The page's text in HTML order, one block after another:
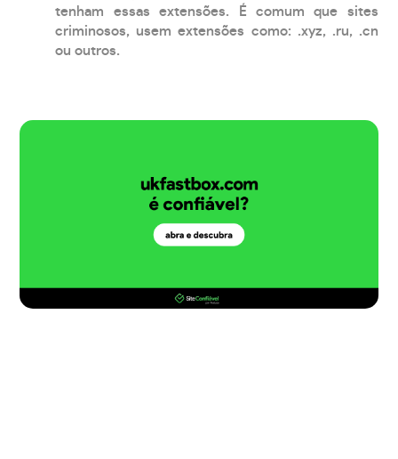
tenham essas extensões. É comum que sites
criminosos, usem extensões como: .xyz, .ru, .cn
ou outros.